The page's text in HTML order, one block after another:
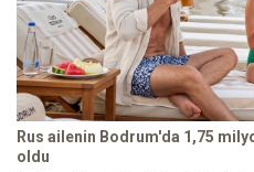
Rus ailenin Bodrum'da 1,75
oldu